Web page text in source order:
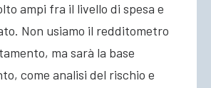
ampi fra il livello di spesa e
Non usiamo il redditometro
ma sarà la base
come analisi del rischio e